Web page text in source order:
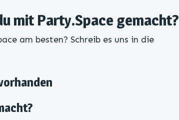
mit Party.Space gemacht?
am besten? Schreib es uns in die